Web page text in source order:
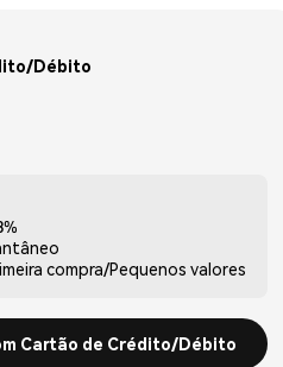
Débito
compra/Pequenos valores
Cartão de Crédito/Débito